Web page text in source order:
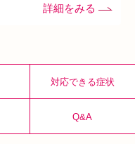
対応できる症状
Q&A